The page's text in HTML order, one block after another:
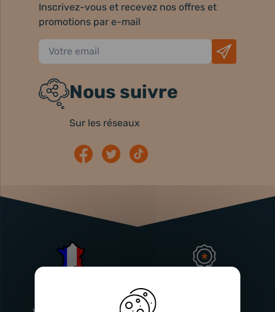
Inscrivez-vous et recevez nos offres et
promotions par e-mail
Nous suivre
Sur les réseaux